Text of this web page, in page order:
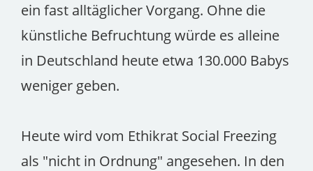
ein fast alltäglicher Vorgang. Ohne die
künstliche Befruchtung würde es alleine
in Deutschland heute etwa 130.000 Babys
weniger geben.
Heute wird vom Ethikrat Social Freezing
als "nicht in Ordnung" angesehen. In den